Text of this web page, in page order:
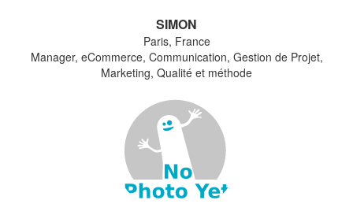
SIMON
Paris, France
Manager, eCommerce, Communication, Gestion de Projet,
Marketing, Qualité et méthode